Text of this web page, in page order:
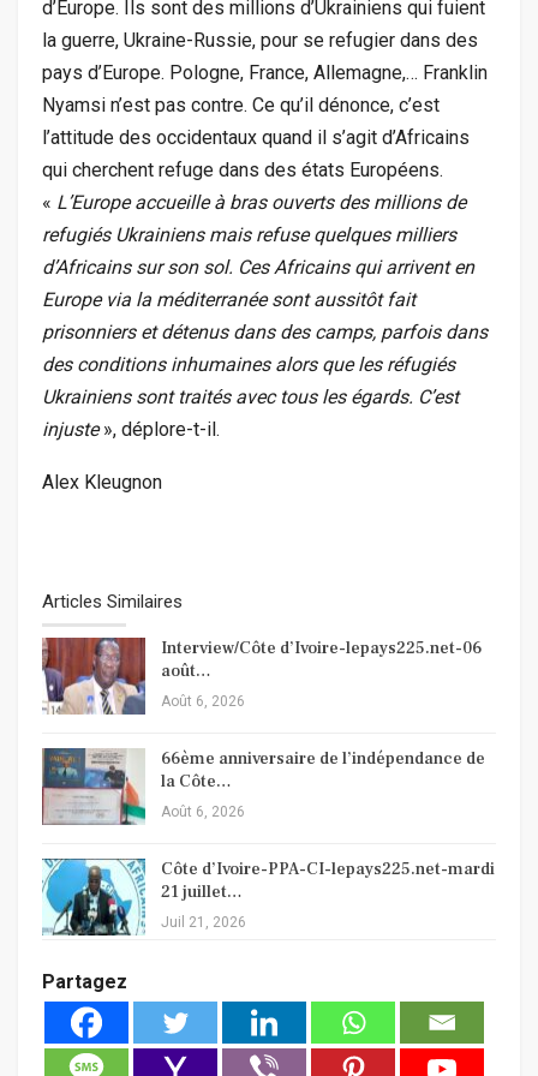
d’Europe. Ils sont des millions d’Ukrainiens qui fuient
la guerre, Ukraine-Russie, pour se refugier dans des
pays d’Europe. Pologne, France, Allemagne,… Franklin
Nyamsi n’est pas contre. Ce qu’il dénonce, c’est
l’attitude des occidentaux quand il s’agit d’Africains
qui cherchent refuge dans des états Européens.
« L’Europe accueille à bras ouverts des millions de
refugiés Ukrainiens mais refuse quelques milliers
d’Africains sur son sol. Ces Africains qui arrivent en
Europe via la méditerranée sont aussitôt fait
prisonniers et détenus dans des camps, parfois dans
des conditions inhumaines alors que les réfugiés
Ukrainiens sont traités avec tous les égards. C’est
injuste», déplore-t-il.
Alex Kleugnon
Articles Similaires
Interview/Côte d’Ivoire-lepays225.net-06
août…
Août 6, 2026
66ème anniversaire de l’indépendance de
la Côte…
Août 6, 2026
Côte d’Ivoire-PPA-CI-lepays225.net-mardi
21 juillet…
Juil 21, 2026
Partagez